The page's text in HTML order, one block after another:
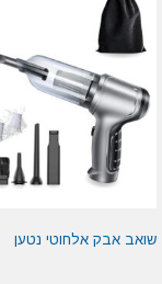
שואב אבק אלחוטי נטען